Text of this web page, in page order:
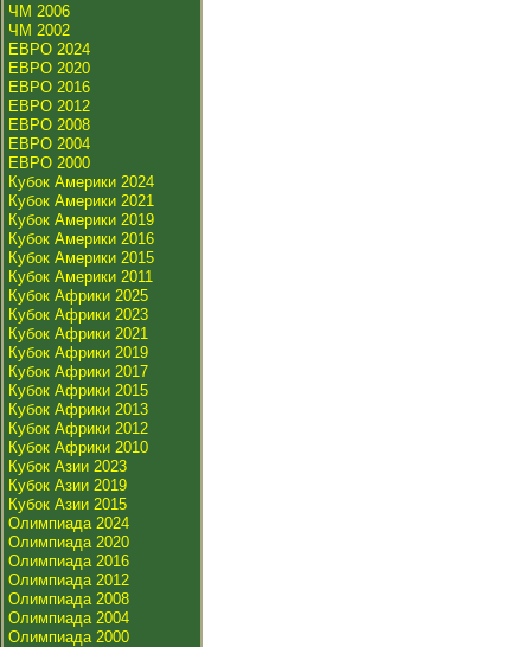
ЧМ 2006
ЧМ 2002
ЕВРО 2024
ЕВРО 2020
ЕВРО 2016
ЕВРО 2012
ЕВРО 2008
ЕВРО 2004
ЕВРО 2000
Кубок Америки 2024
Кубок Америки 2021
Кубок Америки 2019
Кубок Америки 2016
Кубок Америки 2015
Кубок Америки 2011
Кубок Африки 2025
Кубок Африки 2023
Кубок Африки 2021
Кубок Африки 2019
Кубок Африки 2017
Кубок Африки 2015
Кубок Африки 2013
Кубок Африки 2012
Кубок Африки 2010
Кубок Азии 2023
Кубок Азии 2019
Кубок Азии 2015
Олимпиада 2024
Олимпиада 2020
Олимпиада 2016
Олимпиада 2012
Олимпиада 2008
Олимпиада 2004
Олимпиада 2000